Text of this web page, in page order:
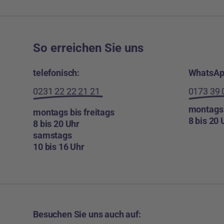
So erreichen Sie uns
telefonisch:
0231 22 22 21 21
montags bis freitags
8 bis 20 Uhr
samstags
10 bis 16 Uhr
0173 39
8 bis 20
Besuchen Sie uns auch auf: